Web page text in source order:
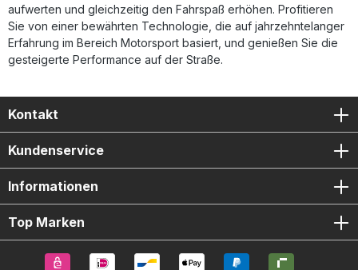
aufwerten und gleichzeitig den Fahrspaß erhöhen. Profitieren
Sie von einer bewährten Technologie, die auf jahrzehntelanger
Erfahrung im Bereich Motorsport basiert, und genießen Sie die
gesteigerte Performance auf der Straße.
Kontakt
Kundenservice
Informationen
Top Marken